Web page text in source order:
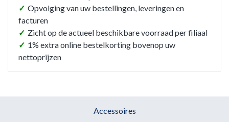
✓ Opvolging van uw bestellingen, leveringen en
facturen
✓ Zicht op de actueel beschikbare voorraad per filiaal
✓ 1% extra online bestelkorting bovenop uw
nettoprijzen
Accessoires